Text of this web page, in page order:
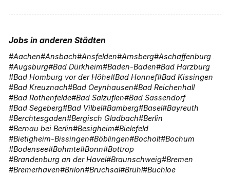
Jobs in anderen Städten
Aachen Ansbach Ansfelden Arnsberg Aschaffenburg
Augsburg Bad Dürkheim Baden-Baden Bad Harzburg
Bad Homburg vor der Höhe Bad Honnef Bad Kissingen
Bad Kreuznach Bad Oeynhausen Bad Reichenhall
Bad Rothenfelde Bad Salzuflen Bad Sassendorf
Bad Segeberg Bad Vilbel Bamberg Basel Bayreuth
Berchtesgaden Bergisch Gladbach Berlin
Bernau bei Berlin Besigheim Bielefeld
Bietigheim-Bissingen Böblingen Bocholt Bochum
Bodensee Bohmte Bonn Bottrop
Brandenburg an der Havel Braunschweig Bremen
Bremerhaven Brilon Bruchsal Brühl Buchloe